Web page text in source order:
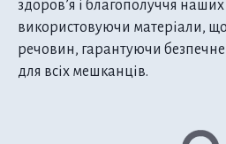
здоров’я і благополуччя наших
використовуючи матеріали,
речовин, гарантуючи
для всіх мешканців.